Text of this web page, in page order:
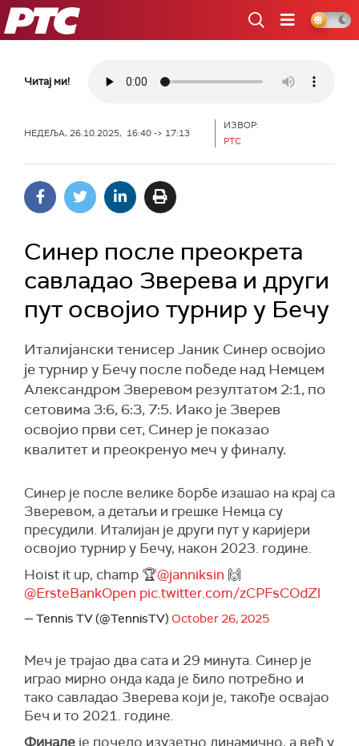
РТС
Читај ми!
НЕДЕЉА, 26.10.2025, 16:40 -> 17:13
ИЗВОР:
РТС
Синер после преокрета
савладао Зверева и други
пут освојио турнир у Бечу
Италијански тенисер Јаник Синер освојио
је турнир у Бечу после победе над Немцем
Александром Зверевом резултатом 2:1, по
сетовима 3:6, 6:3, 7:5. Иако је Зверев
освојио први сет, Синер је показао
квалитет и преокренуо меч у финалу.
Синер је после велике борбе изашао на крај са
Зверевом, а детаљи и грешке Немца су
пресудили. Италијан је други пут у каријери
освојио турнир у Бечу, након 2023. године.
Hoist it up, champ 🏆@janniksin 🙌
@ErsteBankOpen pic.twitter.com/zCPFsCOdZl
— Tennis TV (@TennisTV) October 26, 2025
Меч је трајао два сата и 29 минута. Синер је
играо мирно онда када је било потребно и
тако савладао Зверева који је, такође освајао
Беч и то 2021. године.
Финале је почело изузетно динамично, а већ у